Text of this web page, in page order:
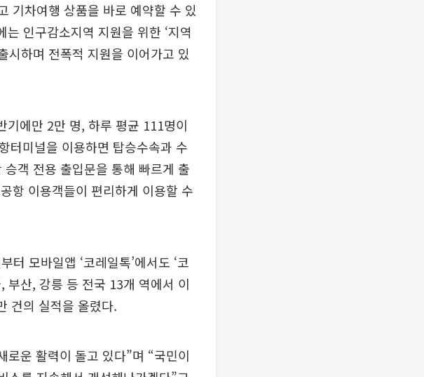
기차여행 상품을 바로 예약할 수 있
인구감소지역 지원을 위한 ‘지역
시하며 전폭적 지원을 이어가고 있
기에만 2만 명, 하루 평균 111명이
터미널을 이용하면 탑승수속과 수
객 전용 출입문을 통해 빠르게 출
항 이용객들이 편리하게 이용할 수
모바일앱 ‘코레일톡’에서도 ‘코
부산, 강릉 등 전국 13개 역에서 이
건의 실적을 올렸다.
로운 활력이 돌고 있다”며 “국민이